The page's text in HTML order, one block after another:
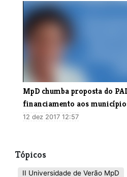
MpD chumba proposta do
financiamento aos
12 dez 2017 12:57
Tópicos
II Universidade de Verão MpD